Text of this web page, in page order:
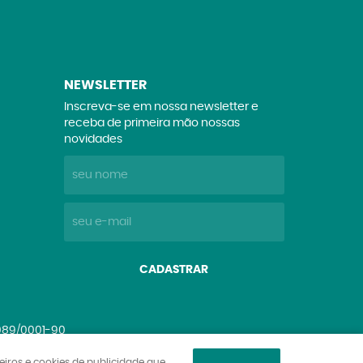
NEWSLETTER
Inscreva-se em nossa newsletter e
receba de primeira mão nossas
novidades
CADASTRAR
0001-90